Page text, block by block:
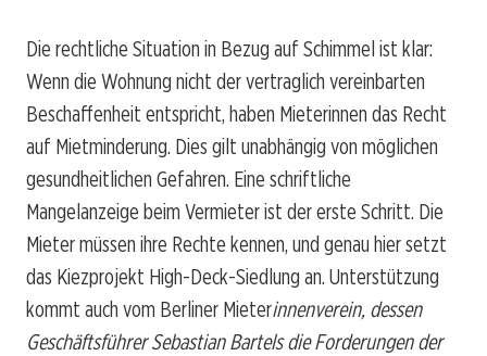
Die rechtliche Situation in Bezug auf Schimmel ist klar:
Wenn die Wohnung nicht der vertraglich vereinbarten
Beschaffenheit entspricht, haben Mieterinnen das Recht
auf Mietminderung. Dies gilt unabhängig von möglichen
gesundheitlichen Gefahren. Eine schriftliche
Mangelanzeige beim Vermieter ist der erste Schritt. Die
Mieter müssen ihre Rechte kennen, und genau hier setzt
das Kiezprojekt High-Deck-Siedlung an. Unterstützung
kommt auch vom Berliner Mieterinnenverein, dessen
Geschäftsführer Sebastian Bartels die Forderungen der